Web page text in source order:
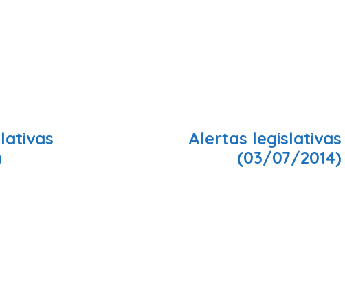
Alertas legislativas
(03/07/2014)